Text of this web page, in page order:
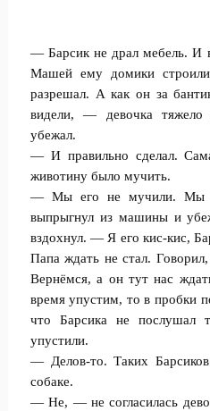
— Барсик не драл мебель. И
Машей ему домики
разрешал. А как он за
видели, — девочка
убежал.
— И правильно сделал.
животину было мучить.
— Мы его не мучили. Мы
выпрыгнул из машины и
вздохнул. — Я его кис-кис,
Папа ждать не стал.
Вернёмся, а он тут нас
время упустим, то в пробки
что Барсика не послушал
упустили.
— Делов-то. Таких
собаке.
— Не, — не согласилась